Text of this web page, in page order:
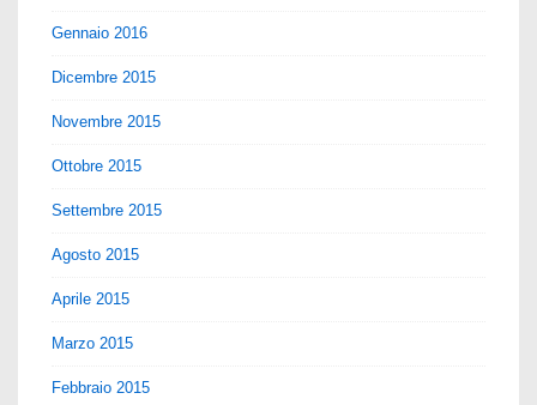
Gennaio 2016
Dicembre 2015
Novembre 2015
Ottobre 2015
Settembre 2015
Agosto 2015
Aprile 2015
Marzo 2015
Febbraio 2015